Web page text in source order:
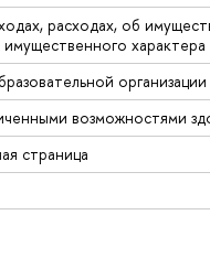
расходах, об
имущественного характера
организации
возможностями
страница